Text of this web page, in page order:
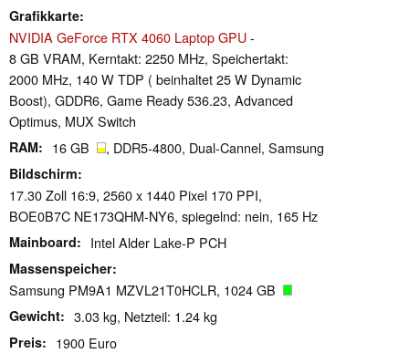
Grafikkarte
NVIDIA GeForce RTX 4060 Laptop GPU-
8 GB VRAM, Kerntakt: 2250 MHz, Speichertakt:
2000 MHz, 140 W TDP ( beinhaltet 25 W Dynamic
Boost), GDDR6, Game Ready 536.23, Advanced
Optimus, MUX Switch
RAM 16 GB , DDR5-4800, Dual-Cannel, Samsung
Bildschirm
17.30 Zoll 16:9, 2560 x 1440 Pixel 170 PPI,
BOE0B7C NE173QHM-NY6, spiegelnd: nein, 165 Hz
Mainboard Intel Alder Lake-P PCH
Massenspeicher
Samsung PM9A1 MZVL21T0HCLR, 1024 GB
Gewicht 3.03 kg, Netzteil: 1.24 kg
Preis 1900 Euro